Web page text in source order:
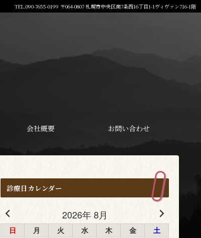
TEL.090-7655-0199 〒064-0807 札幌市中央区南7条西16丁目1-1ヴィヴァン716-1階
会社概要 お問い合わせ
診療日カレンダー
2026年 8月
日 月 火 水 木 金 土